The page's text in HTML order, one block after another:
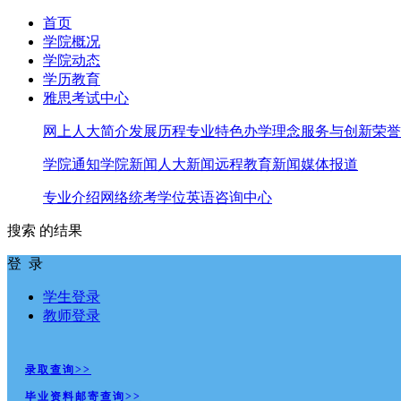
首页
学院概况
学院动态
学历教育
雅思考试中心
网上人大简介发展历程专业特色办学理念服务与创新荣
学院通知学院新闻 人大新闻远程教育新闻媒体报道
专业介绍网络统考学位英语咨询中心
搜索 的结果
登 录
学生登录
教师登录
录取查询>>
毕业资料邮寄查询>>